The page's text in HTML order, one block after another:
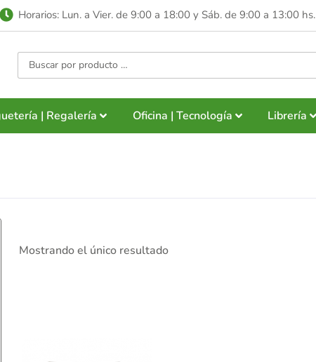
Horarios: Lun. a Vier. de 9:00 a 18:00 y Sáb. de 9:00 a 13:00 hs.
| Regalería Oficina | Tecnología Librería
Mostrando el único resultado